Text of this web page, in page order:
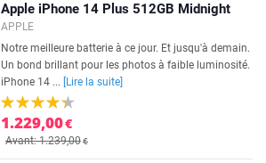
Apple iPhone 14 Plus 512GB Midnight
APPLE
Notre meilleure batterie à ce jour. Et jusqu'à demain.
Un bond brillant pour les photos à faible luminosité.
iPhone 14 ...
[Lire la suite]
1.229,00€
Avant: 1.239,00€